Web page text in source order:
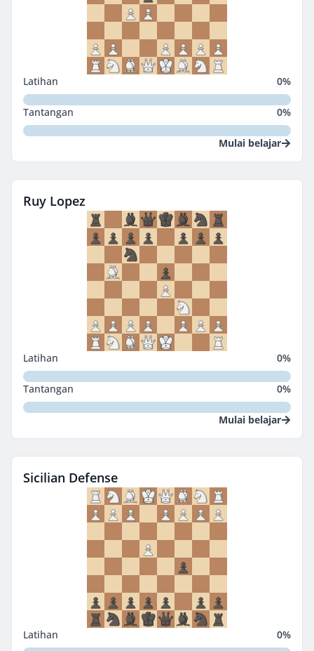
Latihan 0%
Tantangan 0%
Mulai belajar
Ruy Lopez
Latihan 0%
Tantangan 0%
Mulai belajar
Sicilian Defense
Latihan 0%